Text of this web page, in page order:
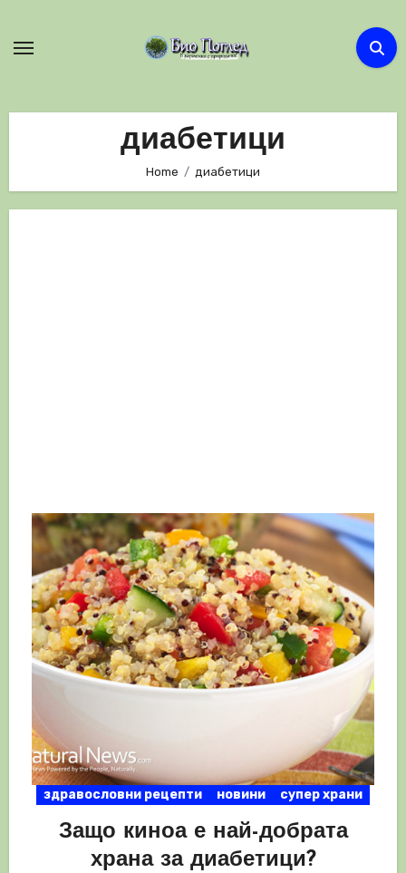
диабетици
Home диабетици
здравословни рецепти новини супер храни
Защо киноа е най-добрата
храна за диабетици?